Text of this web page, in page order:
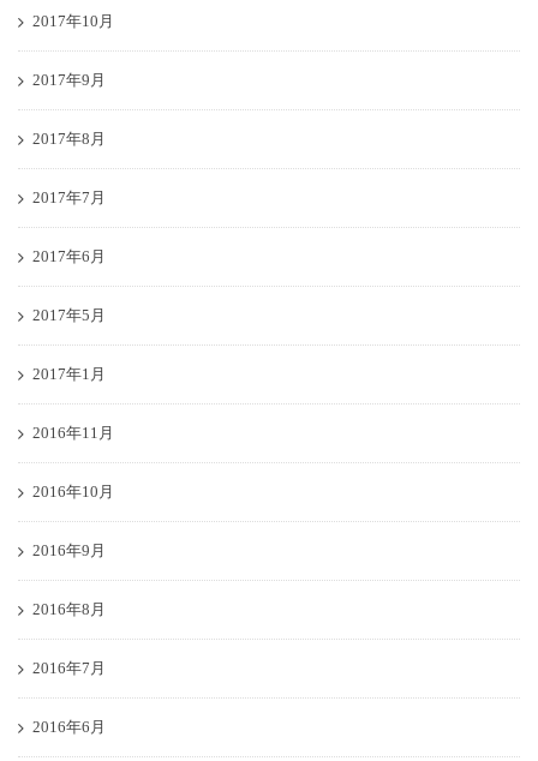
2017年10月
2017年9月
2017年8月
2017年7月
2017年6月
2017年5月
2017年1月
2016年11月
2016年10月
2016年9月
2016年8月
2016年7月
2016年6月